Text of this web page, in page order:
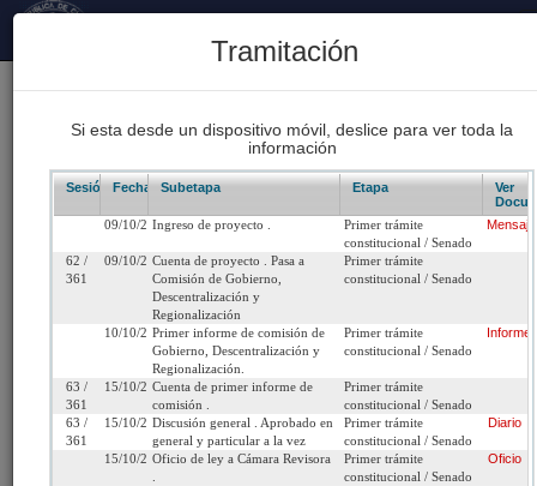
Proyectos de Ley Despachados 93
62
Boletín 9129-06
Título:
Declara el 30 de noviembre como Día
Gendarmería de Chile.
Tramitación
Si esta desde un dispositivo móvil, deslice para ver toda la
información
Sesión/Leg.
Fecha Subetapa Etapa
Ver
09/10/2013Ingreso de proyecto .
Primer trámite
constitucional / Senado
62 /
361
09/10/2013Cuenta de proyecto . Pasa a
Comisión de Gobierno,
Descentralización y
Regionalización
Primer trámite
constitucional / Senado
10/10/2013Primer informe de comisión de
Gobierno, Descentralización y
Regionalización.
Primer trámite
constitucional / Senado
Informe
63 /
361
15/10/2013Cuenta de primer informe de
comisión .
Primer trámite
constitucional / Senado
63 /
361
15/10/2013Discusión general . Aprobado en
general y particular a la vez
Primer trámite
constitucional / Senado
Diario
15/10/2013Oficio de ley a Cámara Revisora
Primer trámite
constitucional / Senado
Oficio